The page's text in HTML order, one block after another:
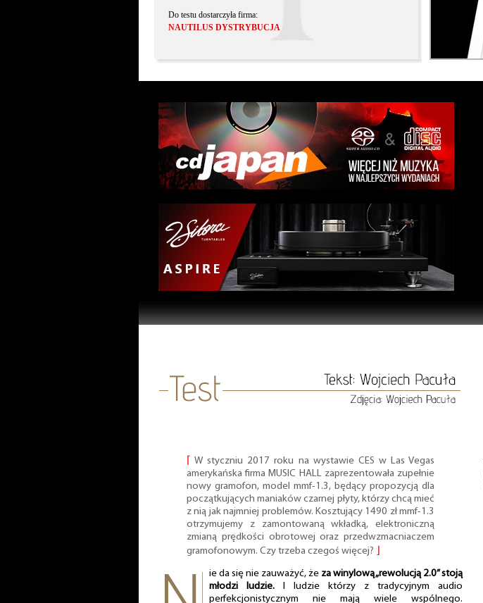
Do testu dostarczyła firma:
NAUTILUS DYSTRYBUCJA
⌈W styczniu 2017 roku na wystawie CES w Las Vegas
amerykańska firma MUSIC HALL zaprezentowała zupełnie
nowy gramofon, model mmf-1.3, będący propozycją dla
początkujących maniaków czarnej płyty, którzy chcą mieć
z nią jak najmniej problemów. Kosztujący 1490 zł mmf-1.3
otrzymujemy z zamontowaną wkładką, elektroniczną
zmianą prędkości obrotowej oraz przedwzmacniaczem
gramofonowym. Czy trzeba czegoś więcej?
ie da się nie zauważyć, że za winylową „rewolucją 2.0” stoją
młodzi ludzie. I ludzie którzy z tradycyjnym audio
perfekcjonistycznym nie mają wiele wspólnego.